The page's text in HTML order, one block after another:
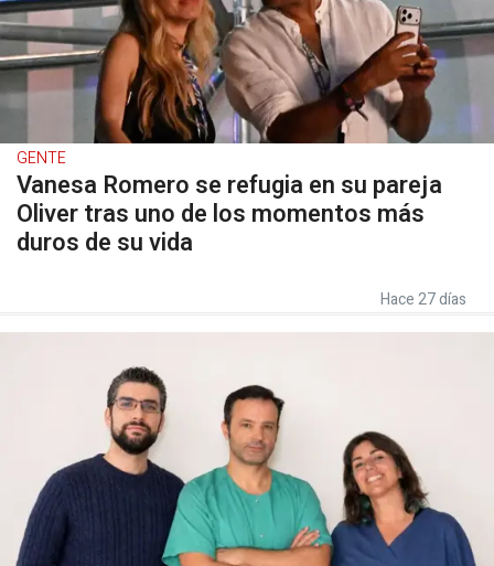
GENTE
Vanesa Romero se refugia en su pareja
Oliver tras uno de los momentos más
duros de su vida
Hace 27 días